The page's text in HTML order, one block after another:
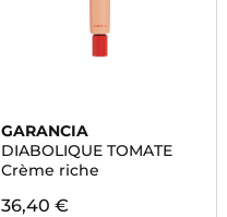
GARANCIA
DIABOLIQUE TOMATE
Crème riche
36,40 €